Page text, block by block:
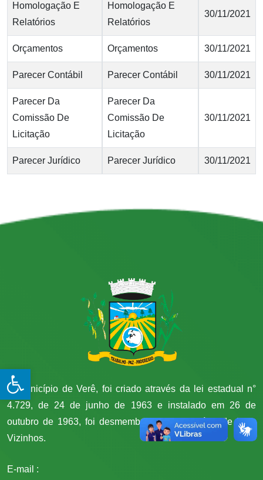
Open toolbar
Homologação E
Relatórios
Homologação E
Relatórios
30/11/2021
Orçamentos Orçamentos 30/11/2021
Parecer Contábil Parecer Contábil 30/11/2021
Parecer Da
Comissão De
Licitação
Parecer Da
Comissão De
Licitação
30/11/2021
Parecer Jurídico Parecer Jurídico 30/11/2021
O município de Verê, foi criado através da lei estadual n°
4.729, de 24 de junho de 1963 e instalado em 26 de
outubro de 1963, foi desmembrado do município de Dois
Vizinhos.
E-mail :